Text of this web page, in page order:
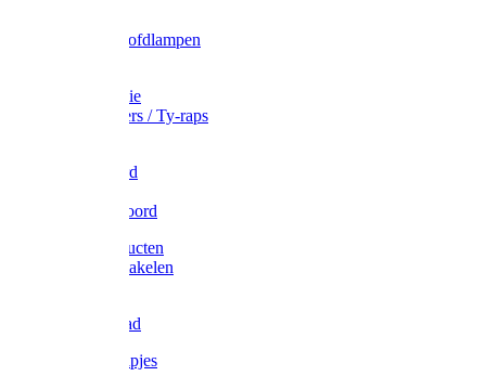
Zak- & Hoofdlampen
Tape en folie
Kabelbinders / Ty-raps
Metselkoord
Elastisch koord
Afdekproducten
Heffen en takelen
Waslijndraad
Simplexknipjes